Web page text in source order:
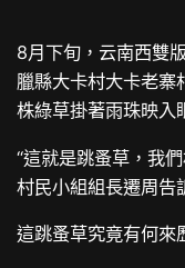
8月下旬，云南西雙
臘縣大卡村大卡老寨
株綠草掛著雨珠映入
“這就是跳蚤草，我
村民小組組長遷周告
這跳蚤草究竟有何來